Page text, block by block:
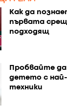
Как да
първата
подходящ
Пробвайте
детето с
техники